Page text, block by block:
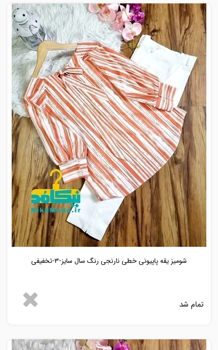
شومیز یقه پاپیونی خطی نارنجی رنگ سال سایز-3-تخفیفی
تمام شد